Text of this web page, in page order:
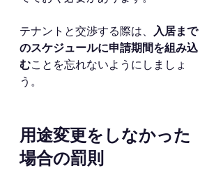
テナントと交渉する際は、 入居まで
のスケジュールに申請期間を組み込
むことを忘れないようにしましょ
う。
用途変更をしなかった
場合の罰則